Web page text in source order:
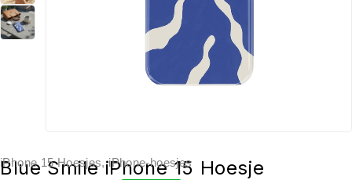
iPhone 15 Hoesjes,iPhone-hoesjes
Blue Smile iPhone 15 Hoesje